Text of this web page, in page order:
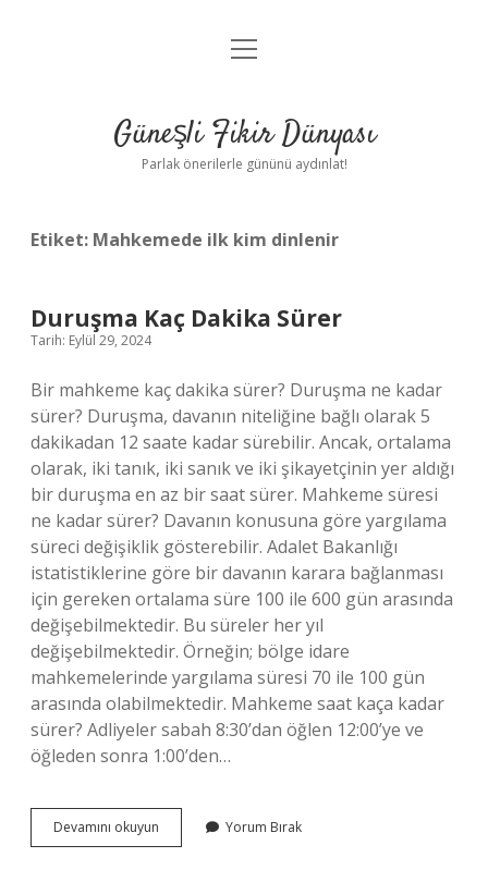
Anasayfa
Yasal Uyarı
menüyü
Güneşli Fikir Dünyası
Parlak önerilerle gününü aydınlat!
Etiket: Mahkemede ilk kim dinlenir
Duruşma Kaç Dakika Sürer
Tarih: Eylül 29, 2024
Bir mahkeme kaç dakika sürer? Duruşma ne kadar
sürer? Duruşma, davanın niteliğine bağlı olarak 5
dakikadan 12 saate kadar sürebilir. Ancak, ortalama
olarak, iki tanık, iki sanık ve iki şikayetçinin yer aldığı
bir duruşma en az bir saat sürer. Mahkeme süresi
ne kadar sürer? Davanın konusuna göre yargılama
süreci değişiklik gösterebilir. Adalet Bakanlığı
istatistiklerine göre bir davanın karara bağlanması
için gereken ortalama süre 100 ile 600 gün arasında
değişebilmektedir. Bu süreler her yıl
değişebilmektedir. Örneğin; bölge idare
mahkemelerinde yargılama süresi 70 ile 100 gün
arasında olabilmektedir. Mahkeme saat kaça kadar
sürer? Adliyeler sabah 8:30’dan öğlen 12:00’ye ve
öğleden sonra 1:00’den…
Devamını okuyun Duruşma
Kaç
Yorum Bırak